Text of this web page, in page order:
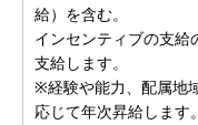
給）を含む。
インセンティブの支給
支給します。
※経験や能力、配属地
応じて年次昇給します。